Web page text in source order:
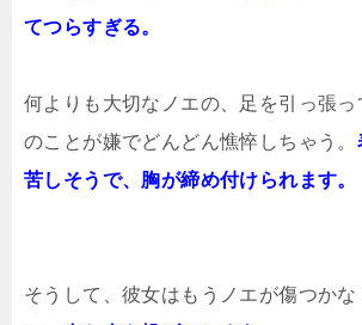
てつらすぎる。
何よりも大切なノエの、足を引っ張っ
のことが嫌でどんどん憔悴しちゃう。
苦しそうで、胸が締め付けられます。
そうして、彼女はもうノエが傷つかな